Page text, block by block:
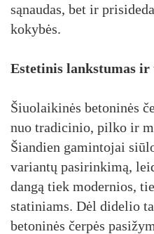
sąnaudas, bet ir
kokybės.
Estetinis lankstumas
Šiuolaikinės betoninės
nuo tradicinio, pilko ir
Šiandien gamintojai
variantų pasirinkimą,
dangą tiek modernios,
statiniams. Dėl didelio
betoninės čerpės